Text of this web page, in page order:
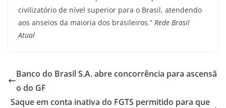
civilizatório de nível superior para o Brasil, atendendo
aos anseios da maioria dos brasileiros.” Rede Brasil
Atual
Banco do Brasil S.A. abre concorrência para ascensã
o do GF
Saque em conta inativa do FGTS permitido para que